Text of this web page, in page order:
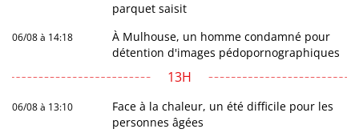
parquet saisit
06/08 à 14:18
À Mulhouse, un homme condamné pour
détention d'images pédopornographiques
13H
06/08 à 13:10
Face à la chaleur, un été difficile pour les
personnes âgées